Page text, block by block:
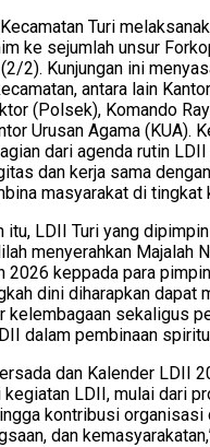
Turi
ke sejumlah unsur
2). Kunjungan ini
antara lain
(Polsek), Komando
Urusan Agama (KUA).
dari agenda rutin
dan kerja sama
masyarakat di tingkat
itu, LDII Turi yang
menyerahkan Majalah
2026 keppada para
dini diharapkan dapat
kelembagaan sekaligus
dalam pembinaan
dan Kalender LDII
LDII, mulai dari
kontribusi organisasi
dan